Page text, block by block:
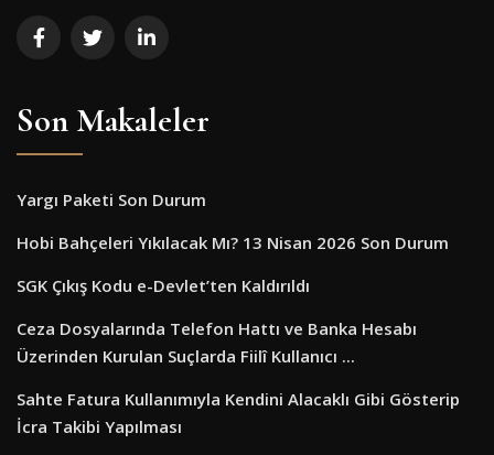
Son Makaleler
Yargı Paketi Son Durum
Hobi Bahçeleri Yıkılacak Mı? 13 Nisan 2026 Son Durum
SGK Çıkış Kodu e-Devlet’ten Kaldırıldı
Ceza Dosyalarında Telefon Hattı ve Banka Hesabı
Üzerinden Kurulan Suçlarda Fiilî Kullanıcı ...
Sahte Fatura Kullanımıyla Kendini Alacaklı Gibi Gösterip
İcra Takibi Yapılması